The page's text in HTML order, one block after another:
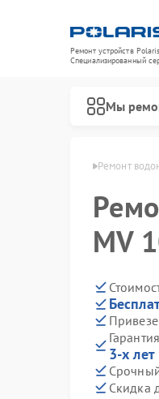
Ремонт устройств Polaris
Специализированный
Мы
Polaris в Таганроге Ремонт
MV
3-х лет
Скидка